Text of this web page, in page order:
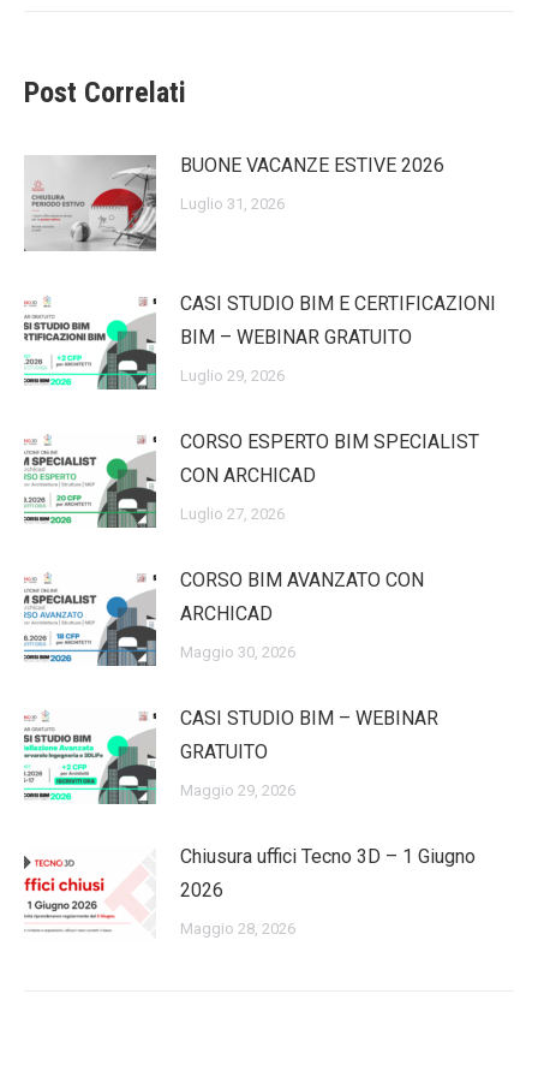
Post Correlati
BUONE VACANZE ESTIVE 2026
Luglio 31, 2026
CASI STUDIO BIM E CERTIFICAZIONI
BIM – WEBINAR GRATUITO
Luglio 29, 2026
CORSO ESPERTO BIM SPECIALIST
CON ARCHICAD
Luglio 27, 2026
CORSO BIM AVANZATO CON
ARCHICAD
Maggio 30, 2026
CASI STUDIO BIM – WEBINAR
GRATUITO
Maggio 29, 2026
Chiusura uffici Tecno 3D – 1 Giugno
2026
Maggio 28, 2026